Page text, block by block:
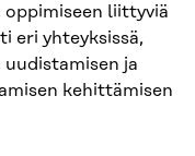
oppimiseen liittyviä
eri yhteyksissä,
ja
kehittämisen